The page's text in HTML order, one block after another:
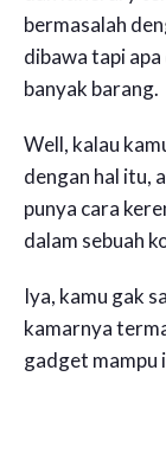
bermasalah
dibawa tapi
banyak barang.
Well, kalau
dengan hal itu,
punya cara
dalam sebuah
Iya, kamu gak
kamarnya
gadget mampu